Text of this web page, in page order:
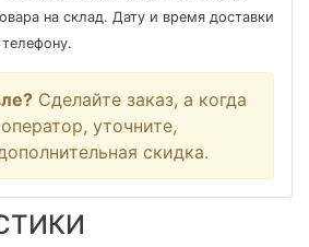
на склад. Дату и время доставки
Сделайте заказ, а когда
уточните,
скидка.